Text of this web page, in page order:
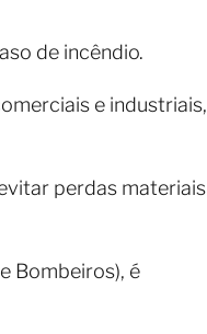
de incêndio.
e industriais,
perdas materiais
Bombeiros), é